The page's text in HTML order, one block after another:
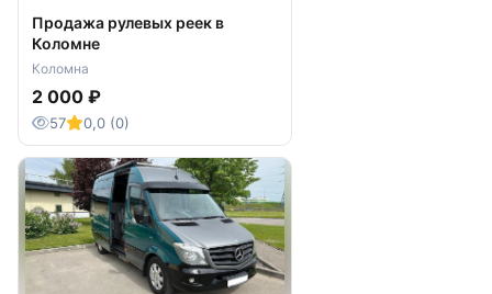
Продажа рулевых реек в
Коломне
Коломна
2 000 ₽
57 0,0 (0)